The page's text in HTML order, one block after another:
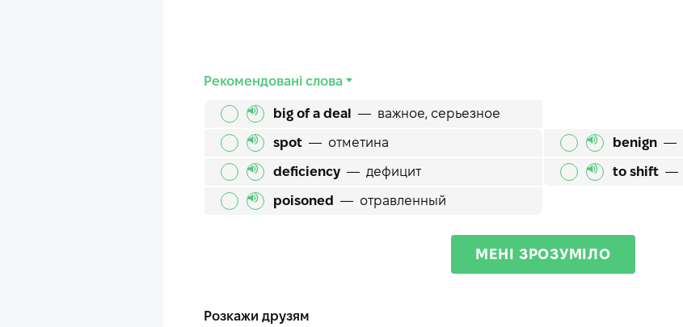
Рекомендовані слова
big of a deal — важное, серьезное
spot — отметина benign —
deficiency — дефицит to shift —
poisoned — отравленный
МЕНІ ЗРОЗУМІЛО
Розкажи друзям